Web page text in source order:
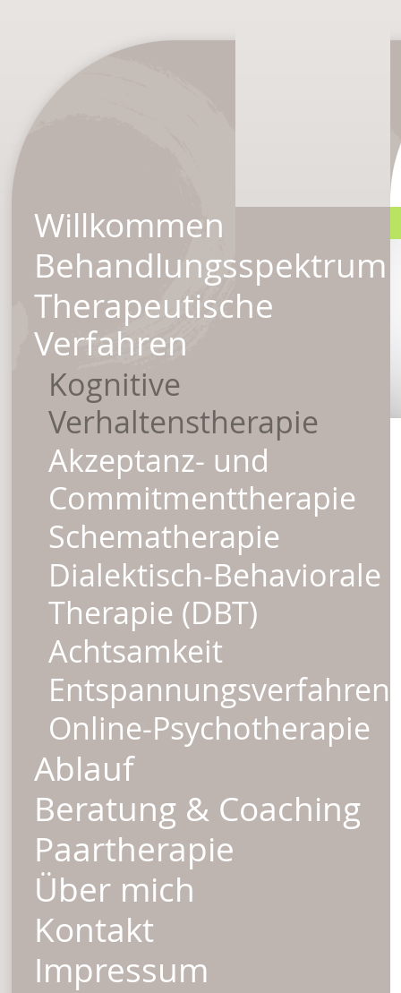
Willkommen
Behandlungsspektrum
Therapeutische
Verfahren
Kognitive
Verhaltenstherapie
Akzeptanz- und
Commitmenttherapie
Schematherapie
Dialektisch-Behaviorale
Therapie (DBT)
Achtsamkeit
Entspannungsverfahren
Online-Psychotherapie
Ablauf
Beratung & Coaching
Paartherapie
Über mich
Kontakt
Impressum